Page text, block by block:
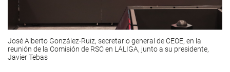
José Alberto González-Ruiz, secretario general de CEOE, en la
reunión de la Comisión de RSC en LALIGA, junto a su presidente,
Javier Tebas